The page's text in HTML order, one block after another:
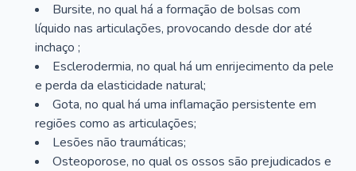
Bursite, no qual há a formação de bolsas com
líquido nas articulações, provocando desde dor até
inchaço ;
Esclerodermia, no qual há um enrijecimento da pele
e perda da elasticidade natural;
Gota, no qual há uma inflamação persistente em
regiões como as articulações;
Lesões não traumáticas;
Osteoporose, no qual os ossos são prejudicados e